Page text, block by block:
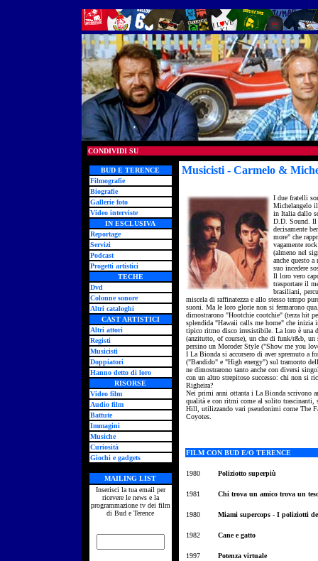
CONDIVIDI SU
BUD E TERENCE
Filmografie
Biografie
Gallerie foto
Video interviste
IN ESCLUSIVA
Reportage
Servizi
Podcast
Progetti artistici
TECHE
Dvd
Colonne sonore
Altri cataloghi
CAST ARTISTICI
Altri attori
Registi
Musicisti
Doppiatori
Hanno detto di loro
RISORSE
Video film
Audio film
Battute
Immagini
Musiche
Curiosità
Giochi e gadgets
MAILING LIST
Inserisci la tua email per
ricevere le news e la
programmazione tv dei film
di Bud e Terence
Musicisti - Carmelo &
I due fratelli
Michelangelo
in Italia dallo
D.D. Sound. Il
decisamente
more" che
vagamente
(almeno nel
anche questo a
suo incedere
Il loro vero
trasportare il
brasiliani,
miscela di raffinatezza e allo stesso tempo
suoni. Ma le loro glorie non si fermarono
dimostrarono "Hootchie cootchie" (terza hit
splendida "Hawaii calls me home" che inizia
tipico ritmo disco irresistibile. La loro è una
(anzitutto, of course), un che di funk/r&b, un
persino un Moroder Style ("Show me you
I La Bionda si accorsero di aver spremuto
("Bandido" e "High energy") sul tramonto
ne dimostrarono tanto anche con diversi
con un altro strepitoso successo: chi non si
Righeira?
Nei primi anni ottanta i La Bionda scrivono
qualità e con ritmi come al solito trascinanti,
Hill, utilizzando vari pseudonimi come The
Coyotes.
FILM CON BUD E/O TERENCE
1980 Poliziotto superpiù
1981 Chi trova un amico trova un
1980 Miami supercops - I poliziotti
1982 Cane e gatto
1997 Potenza virtuale